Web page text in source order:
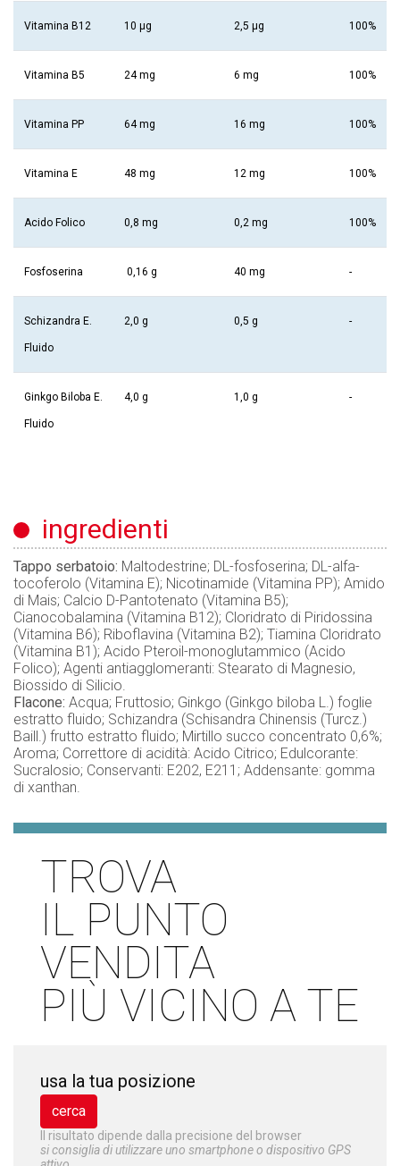
Vitamina B12 10 µg 2,5 µg 100%
Vitamina B5 24 mg 6 mg 100%
Vitamina PP 64 mg 16 mg 100%
Vitamina E 48 mg 12 mg 100%
Acido Folico 0,8 mg 0,2 mg 100%
Fosfoserina 0,16 g 40 mg -
Schizandra E.
Fluido
2,0 g 0,5 g -
Ginkgo Biloba E.
Fluido
4,0 g 1,0 g -
ingredienti
Tappo serbatoio: Maltodestrine; DL-fosfoserina; DL-alfa-
tocoferolo (Vitamina E); Nicotinamide (Vitamina PP); Amido
di Mais; Calcio D-Pantotenato (Vitamina B5);
Cianocobalamina (Vitamina B12); Cloridrato di Piridossina
(Vitamina B6); Riboflavina (Vitamina B2); Tiamina Cloridrato
(Vitamina B1); Acido Pteroil-monoglutammico (Acido
Folico); Agenti antiagglomeranti: Stearato di Magnesio,
Biossido di Silicio.
Flacone: Acqua; Fruttosio; Ginkgo (Ginkgo biloba L.) foglie
estratto fluido; Schizandra (Schisandra Chinensis (Turcz.)
Baill.) frutto estratto fluido; Mirtillo succo concentrato 0,6%;
Aroma; Correttore di acidità: Acido Citrico; Edulcorante:
Sucralosio; Conservanti: E202, E211; Addensante: gomma
di xanthan.
TROVA
IL PUNTO
VENDITA
PIÙ VICINO A TE
usa la tua posizione
Il risultato dipende dalla precisione del browser
si consiglia di utilizzare uno smartphone o dispositivo GPS